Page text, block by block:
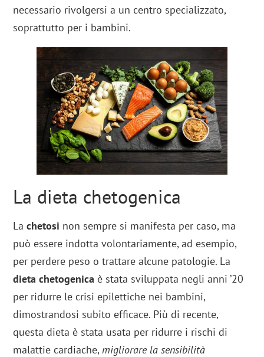
necessario rivolgersi a un centro specializzato,
soprattutto per i bambini.
La dieta chetogenica
Lachetosi non sempre si manifesta per caso, ma
può essere indotta volontariamente, ad esempio,
per perdere peso o trattare alcune patologie. La
dieta chetogenica è stata sviluppata negli anni ’20
per ridurre le crisi epilettiche nei bambini,
dimostrandosi subito efficace. Più di recente,
questa dieta è stata usata per ridurre i rischi di
malattie cardiache, migliorare la sensibilità